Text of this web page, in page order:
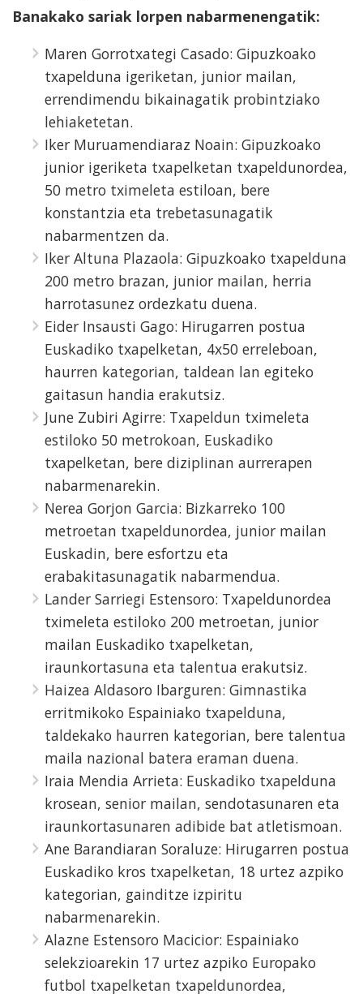
Banakako sariak lorpen nabarmenengatik:
Maren Gorrotxategi Casado: Gipuzkoako
txapelduna igeriketan, junior mailan,
errendimendu bikainagatik probintziako
lehiaketetan.
Iker Muruamendiaraz Noain: Gipuzkoako
junior igeriketa txapelketan txapeldunordea,
50 metro tximeleta estiloan, bere
konstantzia eta trebetasunagatik
nabarmentzen da.
Iker Altuna Plazaola: Gipuzkoako txapelduna
200 metro brazan, junior mailan, herria
harrotasunez ordezkatu duena.
Eider Insausti Gago: Hirugarren postua
Euskadiko txapelketan, 4x50 erreleboan,
haurren kategorian, taldean lan egiteko
gaitasun handia erakutsiz.
June Zubiri Agirre: Txapeldun tximeleta
estiloko 50 metrokoan, Euskadiko
txapelketan, bere diziplinan aurrerapen
nabarmenarekin.
Nerea Gorjon Garcia: Bizkarreko 100
metroetan txapeldunordea, junior mailan
Euskadin, bere esfortzu eta
erabakitasunagatik nabarmendua.
Lander Sarriegi Estensoro: Txapeldunordea
tximeleta estiloko 200 metroetan, junior
mailan Euskadiko txapelketan,
iraunkortasuna eta talentua erakutsiz.
Haizea Aldasoro Ibarguren: Gimnastika
erritmikoko Espainiako txapelduna,
taldekako haurren kategorian, bere talentua
maila nazional batera eraman duena.
Iraia Mendia Arrieta: Euskadiko txapelduna
krosean, senior mailan, sendotasunaren eta
iraunkortasunaren adibide bat atletismoan.
Ane Barandiaran Soraluze: Hirugarren postua
Euskadiko kros txapelketan, 18 urtez azpiko
kategorian, gainditze izpiritu
nabarmenarekin.
Alazne Estensoro Macicior: Espainiako
selekzioarekin 17 urtez azpiko Europako
futbol txapelketan txapeldunordea,